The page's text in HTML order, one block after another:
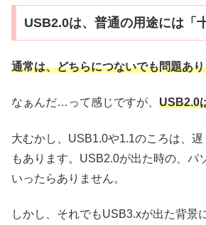
USB2.0は、普通の用途には「
通常は、どちらにつないでも問題あ
なぁんだ…って感じですが、 USB2.0
大むかし、USB1.0や1.1のころは、
もあります。USB2.0が出た時の、パ
いったらありません。
しかし、それでもUSB3.xが出た背景